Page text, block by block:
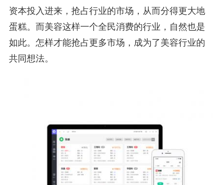
资本投入进来，抢占行业的市场，从而分得更大地
蛋糕。而美容这样一个全民消费的行业，自然也是
如此。怎样才能抢占更多市场，成为了美容行业的
共同想法。